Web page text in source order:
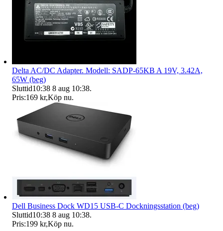
Delta AC/DC Adapter. Modell: SADP-65KB A 19V, 3.42A,
65W (beg)
Sluttid10:38 8 aug 10:38.
Pris:169 kr,Köp nu.
Dell Business Dock WD15 USB-C Dockningsstation (beg)
Sluttid10:38 8 aug 10:38.
Pris:199 kr,Köp nu.